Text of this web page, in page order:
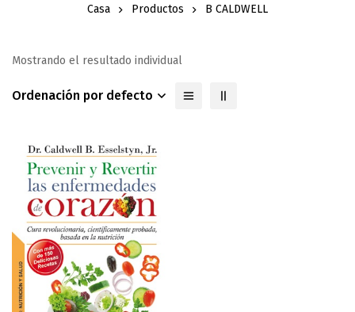
Casa Productos B CALDWELL
Mostrando el resultado individual
Ordenación por defecto